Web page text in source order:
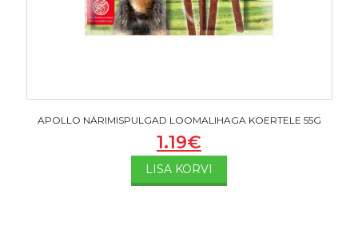
APOLLO NÄRIMISPULGAD LOOMALIHAGA KOERTELE 55G
1.19€
LISA KORVI